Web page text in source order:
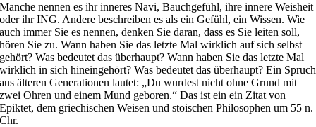
Manche nennen es ihr inneres Navi, Bauchgefühl, ihre innere Weisheit
oder ihr ING. Andere beschreiben es als ein Gefühl, ein Wissen. Wie
auch immer Sie es nennen, denken Sie daran, dass es Sie leiten soll,
hören Sie zu. Wann haben Sie das letzte Mal wirklich auf sich selbst
gehört? Was bedeutet das überhaupt? Wann haben Sie das letzte Mal
wirklich in sich hineingehört? Was bedeutet das überhaupt? Ein Spruch
aus älteren Generationen lautet: „Du wurdest nicht ohne Grund mit
zwei Ohren und einem Mund geboren.“ Das ist ein ein Zitat von
Epiktet, dem griechischen Weisen und stoischen Philosophen um 55 n.
Chr.